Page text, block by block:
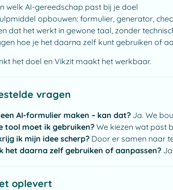
welk AI-gereedschap past bij je doel
opbouwen: formulier, generator,
dat het werkt in gewone taal, zonder
hoe je het daarna zelf kunt gebruiken of
het doel en Vikzit maakt het werkbaar.
vragen
AI-formulier maken – kan dat? Ja. We
tool moet ik gebruiken? We kiezen wat past
ik mijn idee scherp? Door er samen naar
het daarna zelf gebruiken of aanpassen?
oplevert